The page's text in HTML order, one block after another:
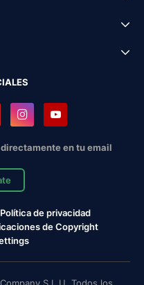
en tu email
Política de privacidad
de Copyright